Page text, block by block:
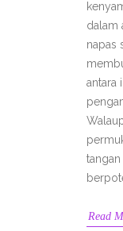
dalam
napas
antara
Read